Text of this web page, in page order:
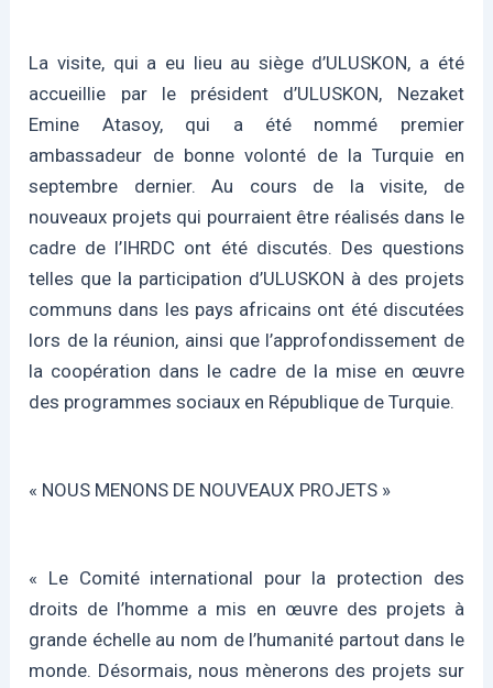
La visite, qui a eu lieu au siège d’ULUSKON, a été
accueillie par le président d’ULUSKON, Nezaket
Emine Atasoy, qui a été nommé premier
ambassadeur de bonne volonté de la Turquie en
septembre dernier. Au cours de la visite, de
nouveaux projets qui pourraient être réalisés dans le
cadre de l’IHRDC ont été discutés. Des questions
telles que la participation d’ULUSKON à des projets
communs dans les pays africains ont été discutées
lors de la réunion, ainsi que l’approfondissement de
la coopération dans le cadre de la mise en œuvre
des programmes sociaux en République de Turquie.
« NOUS MENONS DE NOUVEAUX PROJETS »
« Le Comité international pour la protection des
droits de l’homme a mis en œuvre des projets à
grande échelle au nom de l’humanité partout dans le
monde. Désormais, nous mènerons des projets sur